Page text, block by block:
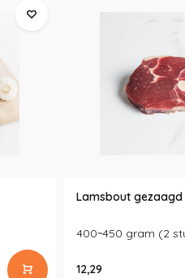
Lamsbout gezaagd
400~450 gram (2
12,29